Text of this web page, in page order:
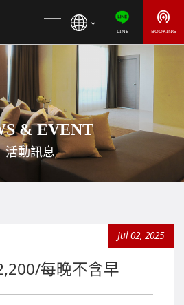
BOOKING
LINE
& EVENT
活動訊息
Jul 02, 2025
每晚不含早